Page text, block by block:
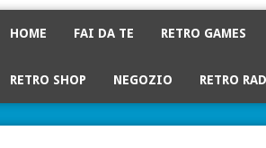
HOME FAI DA TE RETRO GAMES
RETRO SHOP NEGOZIO RETRO